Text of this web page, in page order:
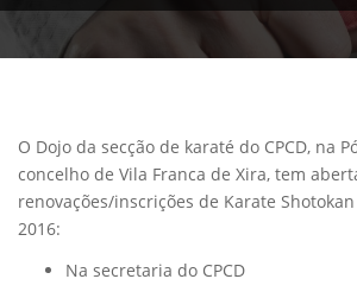
O Dojo da secção de karaté do CPCD, na
concelho de Vila Franca de Xira, tem
renovações/inscrições de Karate
2016:
Na secretaria do CPCD